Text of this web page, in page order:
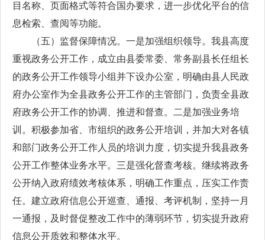
目名称、页面格式等符合国办要求，进一步优化平台的信
息检索、查阅等功能。
（五）监督保障情况。一是加强组织领导。我县高度
重视政务公开工作，成立由县委常委、常务副县长任组长
的政务公开工作领导小组并下设办公室，明确由县人民政
府办公室作为全县政务公开工作的主管部门，负责全县政
府政务公开工作的协调、推进和督查。二是加强业务培
训。积极参加省、市组织的政务公开培训，并加大对各镇
和部门政务公开工作人员的培训力度，切实提升我县政务
公开工作整体业务水平。三是强化督查考核。继续将政务
公开纳入政府绩效考核体系，明确工作重点，压实工作责
任。建立政府信息公开巡查、通报、考评机制，坚持一月
一通报，及时督促整改工作中的薄弱环节，切实提升政府
信息公开质效和整体水平。